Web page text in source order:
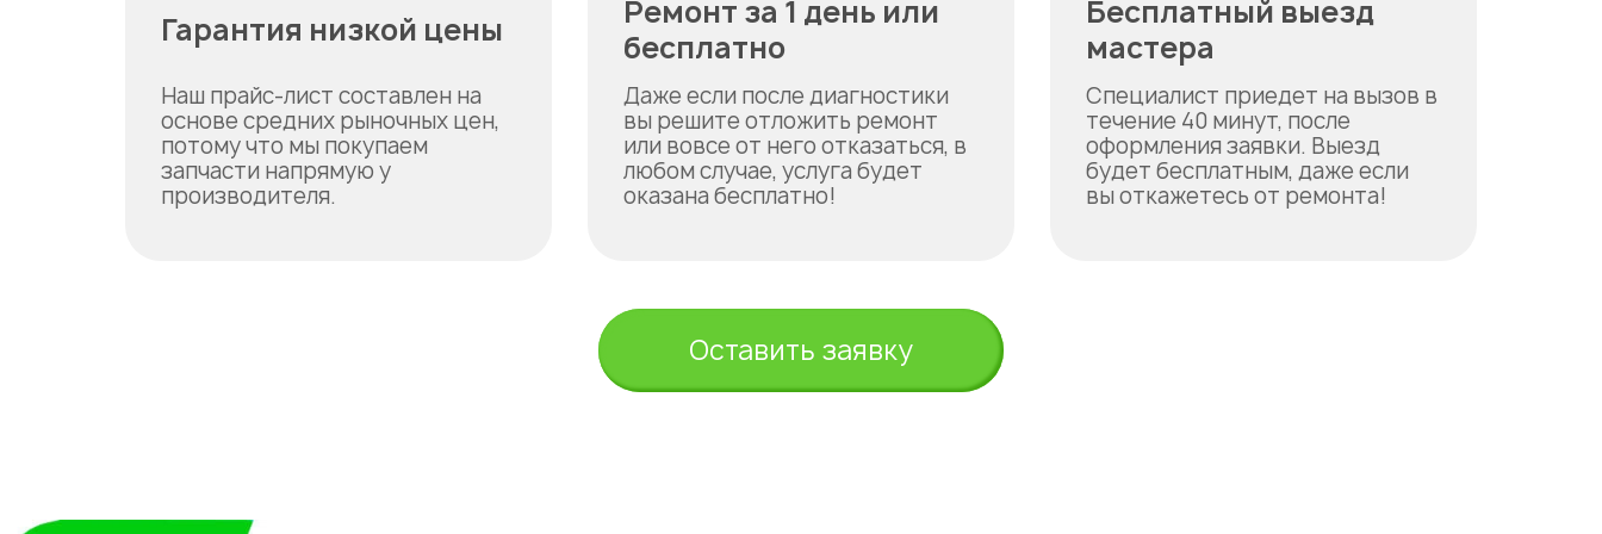
Гарантия низкой цены
Наш прайс-лист составлен на
основе средних рыночных цен,
потому что мы покупаем
запчасти напрямую у
производителя.
Ремонт за 1 день или
бесплатно
Даже если после диагностики
вы решите отложить ремонт
или вовсе от него отказаться, в
любом случае, услуга будет
оказана бесплатно!
Бесплатный выезд
мастера
Специалист приедет на вызов в
течение 40 минут, после
оформления заявки. Выезд
будет бесплатным, даже если
вы откажетесь от ремонта!
Оставить заявку